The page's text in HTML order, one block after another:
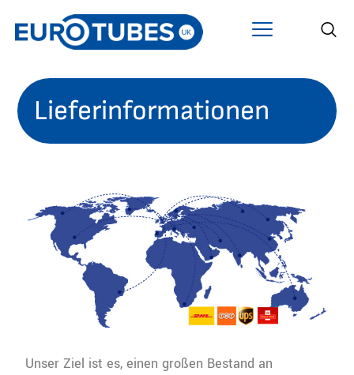
Lieferinformationen
Unser Ziel ist es, einen großen Bestand an